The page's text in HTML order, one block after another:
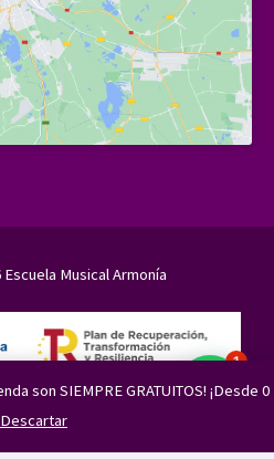
son SIEMPRE GRATUITOS! ¡Desde 0
Descartar
Musical Armonía
1